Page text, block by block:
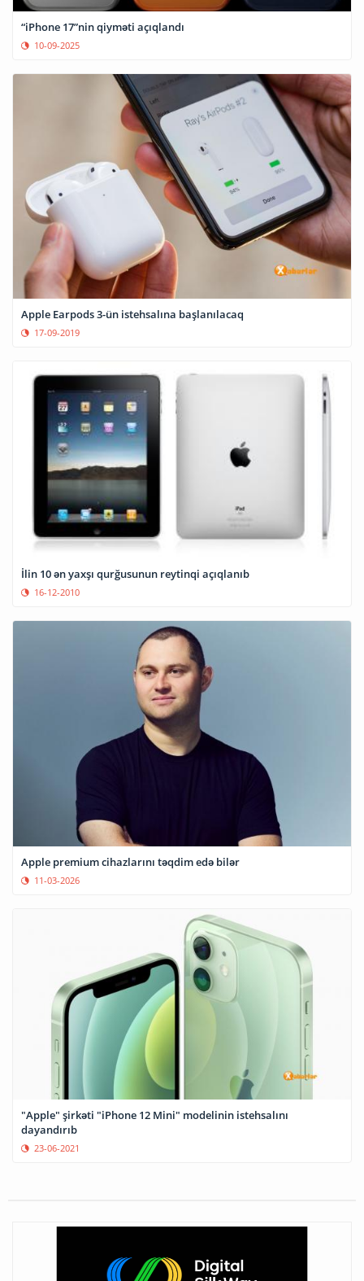
“iPhone 17”nin qiyməti açıqlandı
10-09-2025
Apple Earpods 3-ün istehsalına başlanılacaq
17-09-2019
İlin 10 ən yaxşı qurğusunun reytinqi açıqlanıb
16-12-2010
Apple premium cihazlarını təqdim edə bilər
11-03-2026
"Apple" şirkəti "iPhone 12 Mini" modelinin istehsalını
dayandırıb
23-06-2021